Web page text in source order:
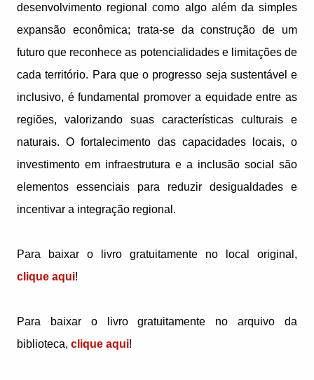
desenvolvimento regional como algo além da simples
expansão econômica; trata-se da construção de um
futuro que reconhece as potencialidades e limitações de
cada território. Para que o progresso seja sustentável e
inclusivo, é fundamental promover a equidade entre as
regiões, valorizando suas características culturais e
naturais. O fortalecimento das capacidades locais, o
investimento em infraestrutura e a inclusão social são
elementos essenciais para reduzir desigualdades e
incentivar a integração regional.
Para baixar o livro gratuitamente no local original,
clique aqui!
Para baixar o livro gratuitamente no arquivo da
biblioteca, clique aqui!